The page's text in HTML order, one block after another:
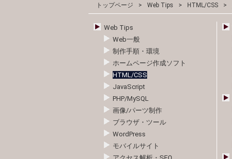
トップページ Web Tips HTML/CSS
Web Tips
Web一般
制作手順・環境
ホームページ作成ソフト
HTML/CSS
JavaScript
PHP/MySQL
画像/パーツ制作
ブラウザ・ツール
WordPress
モバイルサイト